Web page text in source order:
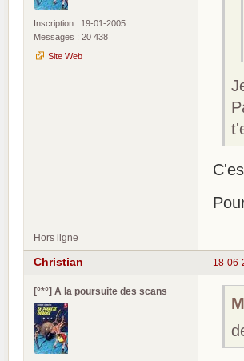
Inscription : 19-01-2005
Messages : 20 438
Site Web
Hors ligne
18-06-
Christian
[°*°] A la poursuite des scans